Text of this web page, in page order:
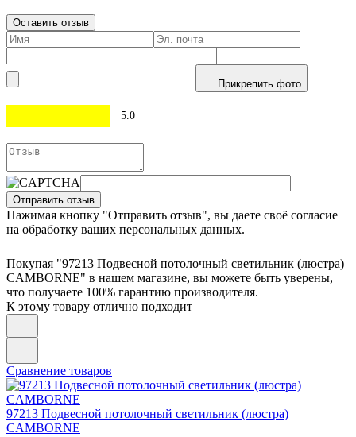
Оставить отзыв
Прикрепить фото
5.0
Отправить отзыв
Нажимая кнопку "Отправить отзыв", вы даете своё согласие
на обработку ваших персональных данных.
Покупая "97213 Подвесной потолочный светильник (люстра)
CAMBORNE" в нашем магазине, вы можете быть уверены,
что получаете 100% гарантию производителя.
К этому товару отлично подходит
Сравнение товаров
97213 Подвесной потолочный светильник (люстра)
CAMBORNE